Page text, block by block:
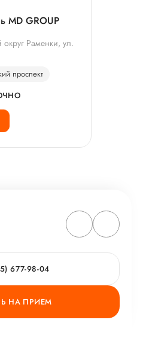
MD GROUP
Раменки, ул.
проспект
677-98-04
НА ПРИЕМ